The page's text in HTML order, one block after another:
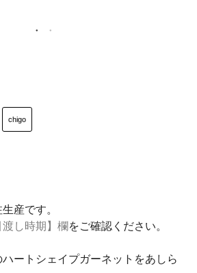
chigo
産です。
渡し時期】欄をご確認ください。
ートシェイプガーネットをあしら